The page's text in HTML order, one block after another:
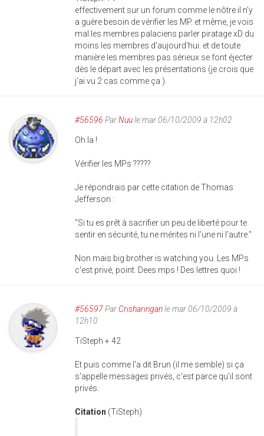
effectivement sur un forum comme le nôtre il n'y
a guère besoin de vérifier les MP. et même, je vois
mal les membres palaciens parler piratage xD du
moins les membres d'aujourd'hui. et de toute
manière les membres pas sérieux se font éjecter
dès le départ avec les présentations (je crois que
j'ai vu 2 cas comme ça ).
#56596 ParNuule mar 06/10/2009 à 12h02
Oh la !
Vérifier les MPs ?????
Je répondrais par cette citation de Thomas
Jefferson :
"Si tu es prêt à sacrifier un peu de liberté pour te
sentir en sécurité, tu ne mérites ni l'une ni l'autre."
Non mais big brother is watching you. Les MPs
c'est privé, point. Dees mps ! Des lettres quoi !
#56597Par Crisharinganle mar 06/10/2009 à
12h10
TiSteph + 42
Et puis comme l'a dit Brun (il me semble) si ça
s'appelle messages privés, c'est parce qu'il sont
privés.
Citation (TiSteph)